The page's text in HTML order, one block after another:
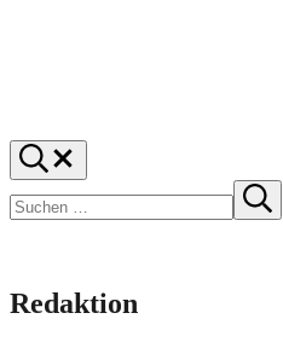
f1rstlife
Und
was
denkst
du?
Suchen
…
Suche
starten
Redaktion